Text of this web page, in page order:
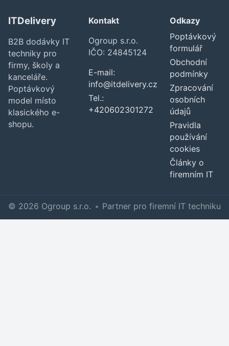
ITDelivery
B2B dodávky IT
techniky pro
firmy, školy a
kanceláře.
Poptávkový
model místo
klasického e-
shopu.
Kontakt
Ogroup s.r.o.
IČO: 24845124
E-mail:
info@itdelivery.cz
Tel.:
+420602301272
Odkazy
Poptávkový
formulář
Obchodní
podmínky
Zpracování
osobních
údajů
Pravidla
používání
cookies
Články o
firemním IT
© 2026 Ogroup s.r.o. • Partner pro firemní IT techniku